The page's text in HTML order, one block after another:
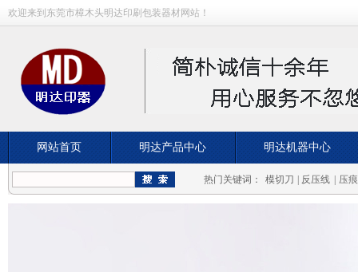
欢迎来到东莞市樟木头明达印刷包装器材网站！
网站首页 明达产品中心 明达机器中心
荣誉资质 成功案例
热门关键词： 模切刀 反压线 压